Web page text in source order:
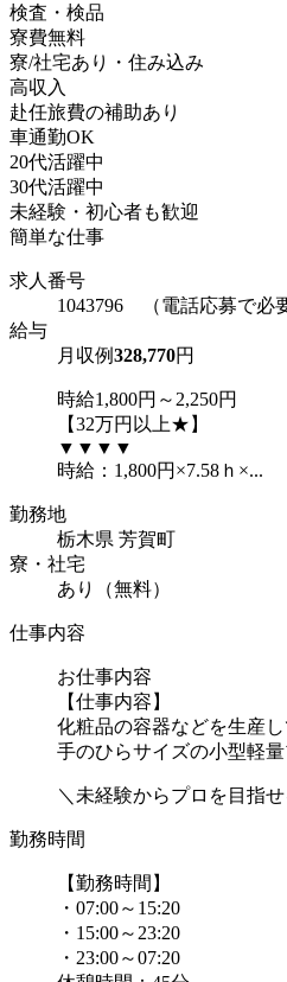
検査・検品
寮費無料
寮/社宅あり・住み込み
高収入
赴任旅費の補助あり
車通勤OK
20代活躍中
30代活躍中
未経験・初心者も歓迎
簡単な仕事
求人番号
1043796 （電話応募で必
給与
月収例328,770円
時給1,800円～2,250円
【32万円以上★】
▼▼▼▼
時給：1,800円×7.58ｈ×...
勤務地
栃木県 芳賀町
寮・社宅
あり（無料）
仕事内容
お仕事内容
【仕事内容】
化粧品の容器などを生産
手のひらサイズの小型軽
＼未経験からプロを目指
勤務時間
【勤務時間】
・07:00～15:20
・15:00～23:20
・23:00～07:20